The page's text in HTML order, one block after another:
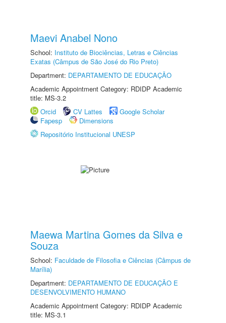
Maevi Anabel Nono
School: Instituto de Biociências, Letras e Ciências
Exatas (Câmpus de São José do Rio Preto)
Department: DEPARTAMENTO DE EDUCAÇÃO
Academic Appointment Category: RDIDP Academic
title: MS-3.2
Orcid
CV Lattes
Google Scholar
Fapesp
Dimensions
Repositório Institucional UNESP
Maewa Martina Gomes da Silva e
Souza
School: Faculdade de Filosofia e Ciências (Câmpus de
Marília)
Department: DEPARTAMENTO DE EDUCAÇÃO E
DESENVOLVIMENTO HUMANO
Academic Appointment Category: RDIDP Academic
title: MS-3.1